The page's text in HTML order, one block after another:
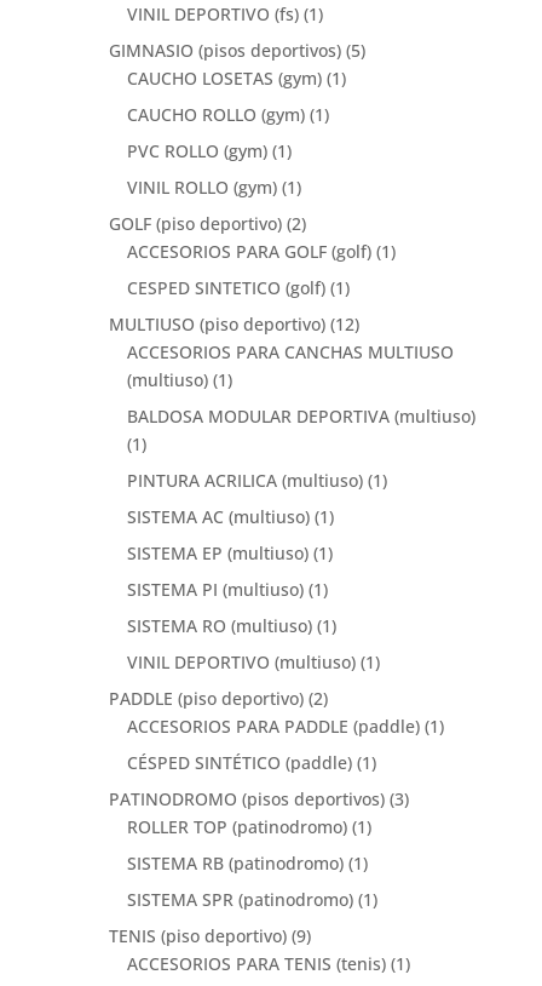
VINIL DEPORTIVO (fs) (1)
GIMNASIO (pisos deportivos) (5)
CAUCHO LOSETAS (gym) (1)
CAUCHO ROLLO (gym) (1)
PVC ROLLO (gym) (1)
VINIL ROLLO (gym) (1)
GOLF (piso deportivo) (2)
ACCESORIOS PARA GOLF (golf) (1)
CESPED SINTETICO (golf) (1)
MULTIUSO (piso deportivo) (12)
ACCESORIOS PARA CANCHAS MULTIUSO
(multiuso) (1)
BALDOSA MODULAR DEPORTIVA (multiuso)
(1)
PINTURA ACRILICA (multiuso) (1)
SISTEMA AC (multiuso) (1)
SISTEMA EP (multiuso) (1)
SISTEMA PI (multiuso) (1)
SISTEMA RO (multiuso) (1)
VINIL DEPORTIVO (multiuso) (1)
PADDLE (piso deportivo) (2)
ACCESORIOS PARA PADDLE (paddle) (1)
CÉSPED SINTÉTICO (paddle) (1)
PATINODROMO (pisos deportivos) (3)
ROLLER TOP (patinodromo) (1)
SISTEMA RB (patinodromo) (1)
SISTEMA SPR (patinodromo) (1)
TENIS (piso deportivo) (9)
ACCESORIOS PARA TENIS (tenis) (1)